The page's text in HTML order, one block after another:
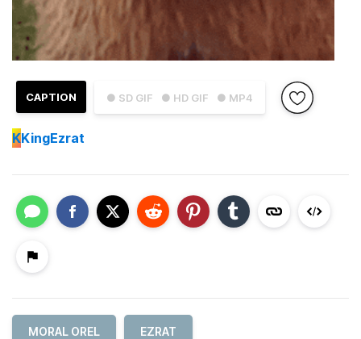
● SD GIF ● HD GIF ● MP4
CAPTION
KKingEzrat
MORAL OREL EZRAT